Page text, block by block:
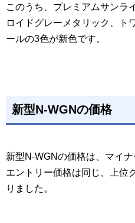
このうち、プレミアムサンラ
ロイドグレーメタリック、ト
ールの3色が新色です。
新型N-WGNの価格
新型N-WGNの価格は、マイ
エントリー価格は同じ、上位
りました。